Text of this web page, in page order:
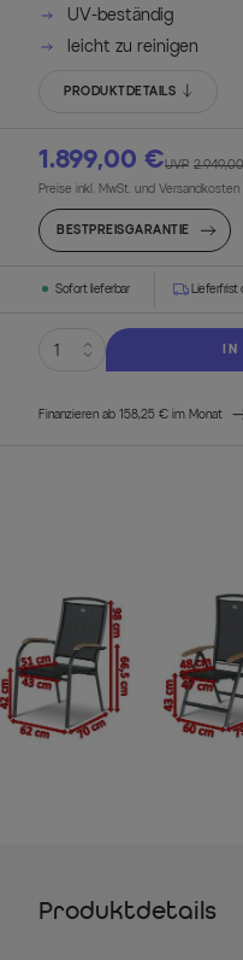
UV-beständig
leicht zu reinigen
PRODUKTDETAILS
1.899,00 €UVP
Preise inkl. MwSt. und Versandkosten
BESTPREISGARANTIE
Sofort lieferbar Lieferfrist
IN
Finanzieren ab 158,25 € im Monat
Produktdetails